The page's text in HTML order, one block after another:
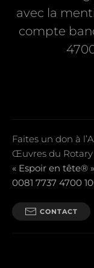
avec la
compte
Faites un don à
Œuvres du
« Espoir en tête®
0081 7737 4700
CONTACT